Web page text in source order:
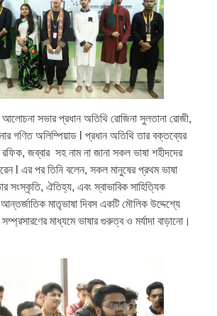
সভার প্রধান অতিথি রোজিনা সুলতানা রোজী,
গণিত অলিম্পিয়াড l প্রধান অতিথি তার বক্তব্যের
জব্বার সহ নাম না জানা সকল ভাষা শহীদদের
l এর পর তিনি বলেন, সকল মানুষের প্রথম ভাষা
সংস্কৃতি, ঐতিহ্য, এবং স্বাভাবিক সাহিত্যিক
মাতৃভাষা দিবস একটি মৌলিক উদ্দেশ্যে
মাধ্যমে ভাষার গুরুত্ব ও মর্যাদা বাড়ানো।